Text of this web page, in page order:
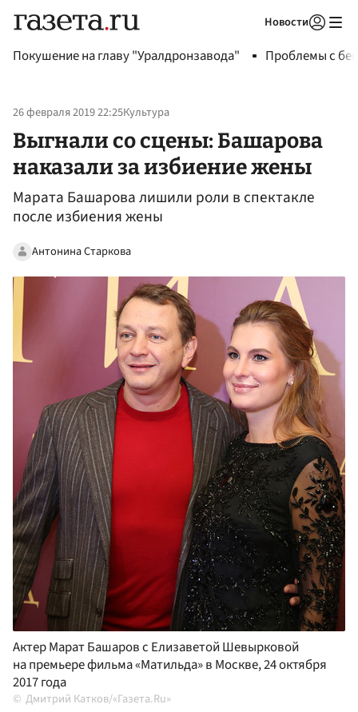
Новости
Покушение на главу "Уралдронзавода" Проблемы с
26 февраля 2019 22:25Культура
Выгнали со сцены: Башарова
наказали за избиение жены
Марата Башарова лишили роли в спектакле
после избиения жены
Антонина Старкова
Актер Марат Башаров с Елизаветой Шевырковой
на премьере фильма «Матильда» в Москве, 24 октября
2017 года
Дмитрий Катков/«Газета.Ru»